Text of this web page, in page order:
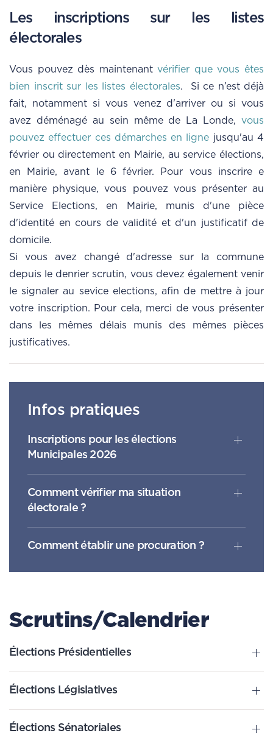
Les inscriptions sur les listes
électorales
Vous pouvez dès maintenantvérifier que vous êtes
bien inscrit sur les listes électorales. Si ce n’est déjà
fait, notamment si vous venez d'arriver ou si vous
avez déménagé au sein même de La Londe, vous
pouvez effectuer ces démarches en ligne jusqu'au 4
février ou directement en Mairie, au service élections,
en Mairie, avant le 6 février. Pour vous inscrire e
manière physique, vous pouvez vous présenter au
Service Elections, en Mairie, munis d'une pièce
d'identité en cours de validité et d'un justificatif de
domicile.
Si vous avez changé d'adresse sur la commune
depuis le denrier scrutin, vous devez également venir
le signaler au sevice elections, afin de mettre à jour
votre inscription. Pour cela, merci de vous présenter
dans les mêmes délais munis des mêmes pièces
justificatives.
Infos pratiques
Inscriptions pour les élections
Municipales 2026
Comment vérifier ma situation
électorale ?
Comment établir une procuration ?
Scrutins/Calendrier
Élections Présidentielles
Élections Législatives
Élections Sénatoriales